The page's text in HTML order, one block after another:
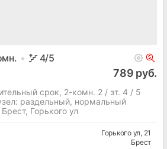
4/5
789 руб.
срок, 2-комн. 2 / эт. 4 / 5
раздельный, нормальный
Горького ул
Горького ул, 21
Брест